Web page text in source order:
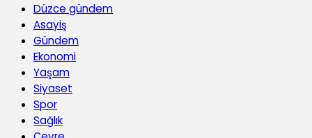
Düzce gündem
Asayiş
Gündem
Ekonomi
Yaşam
Siyaset
Spor
Sağlık